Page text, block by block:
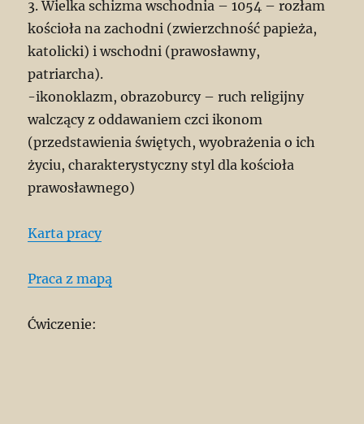
3. Wielka schizma wschodnia – 1054 – rozłam
kościoła na zachodni (zwierzchność papieża,
katolicki) i wschodni (prawosławny,
patriarcha).
-ikonoklazm, obrazoburcy – ruch religijny
walczący z oddawaniem czci ikonom
(przedstawienia świętych, wyobrażenia o ich
życiu, charakterystyczny styl dla kościoła
prawosławnego)
Karta pracy
Praca z mapą
Ćwiczenie: